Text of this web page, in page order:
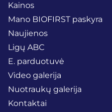
Kainos
Mano BIOFIRST paskyra
Naujienos
Ligų ABC
E. parduotuvė
Video galerija
Nuotraukų galerija
Kontaktai